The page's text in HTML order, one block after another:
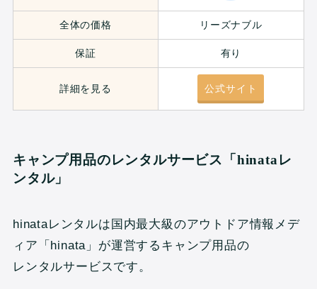
全体の価格 リーズナブル
保証 有り
詳細を見る 公式サイト
キャンプ用品のレンタルサービス「hinataレ
ンタル」
hinataレンタルは国内最大級のアウトドア情報メデ
ィア「hinata」が運営するキャンプ用品の
レンタルサービスです。